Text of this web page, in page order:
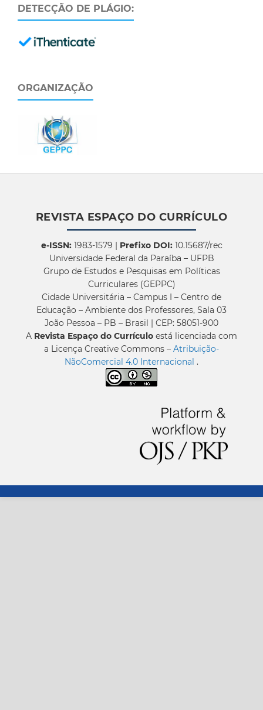
DETECÇÃO DE PLÁGIO:
ORGANIZAÇÃO
REVISTA ESPAÇO DO CURRÍCULO
e-ISSN:1983-1579 | Prefixo DOI:10.15687/rec
Universidade Federal da Paraíba – UFPB
Grupo de Estudos e Pesquisas em Políticas
Curriculares (GEPPC)
Cidade Universitária – Campus I – Centro de
Educação – Ambiente dos Professores, Sala 03
João Pessoa – PB – Brasil | CEP: 58051-900
A Revista Espaço do Currículo está licenciada com
a Licença Creative Commons – Atribuição-
NãoComercial 4.0 Internacional .